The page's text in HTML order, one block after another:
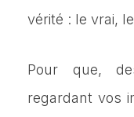
vérité : le vrai,
Pour que,
regardant vos